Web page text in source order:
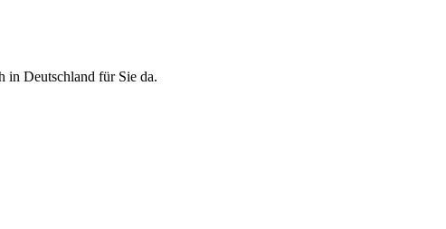
in Deutschland für Sie da.